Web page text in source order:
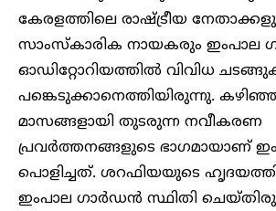
കേരളത്തിലെ രാഷ്ട്രീയ
സാംസ്‌കാരിക നായകരും ഇംപാല
ഓഡിറ്റോറിയത്തിൽ വിവിധ
പങ്കെടുക്കാനെത്തിയിരുന്നു.
മാസങ്ങളായി തുടരുന്ന നവീകരണ
പ്രവർത്തനങ്ങളുടെ ഭാഗമായാണ്
പൊളിച്ചത്. ശറഫിയയുടെ
ഇംപാല ഗാർഡൻ സ്ഥിതി